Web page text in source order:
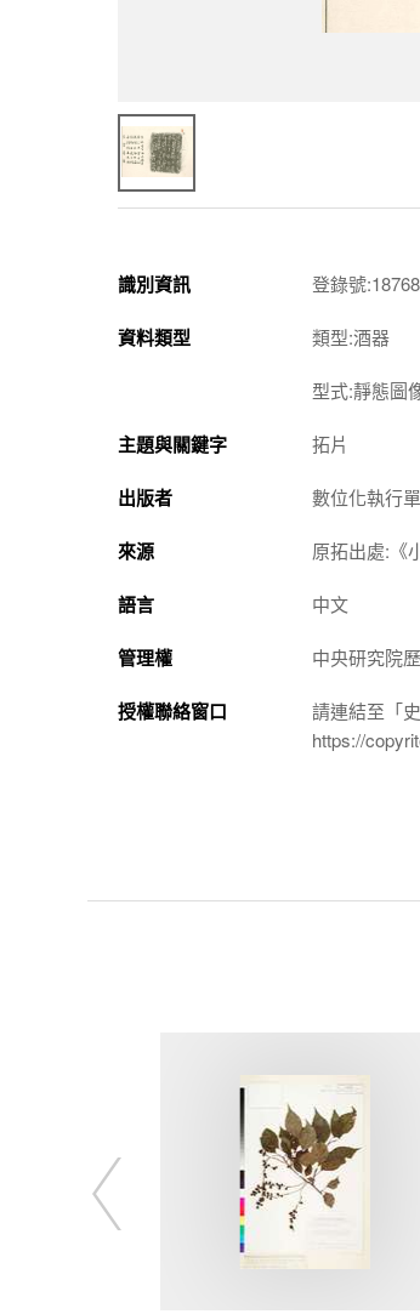
識別資訊 登錄號
資料類型 類型:酒器
型式:靜態圖
主題與關鍵字 拓片
出版者 數位化執行
來源 原拓出處:《
語言 中文
管理權 中央研究院
授權聯絡窗口
請連結至「
https://